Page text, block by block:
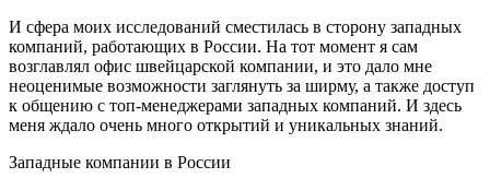
И сфера моих исследований сместилась в сторону западных
компаний, работающих в России. На тот момент я сам
возглавлял офис швейцарской компании, и это дало мне
неоценимые возможности заглянуть за ширму, а также доступ
к общению с топ-менеджерами западных компаний. И здесь
меня ждало очень много открытий и уникальных знаний.
Западные компании в России